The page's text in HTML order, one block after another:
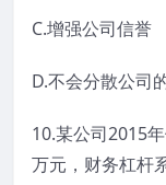
C.增强公司信誉
D.不会分散公司
10.某公司2015
万元，财务杠杆